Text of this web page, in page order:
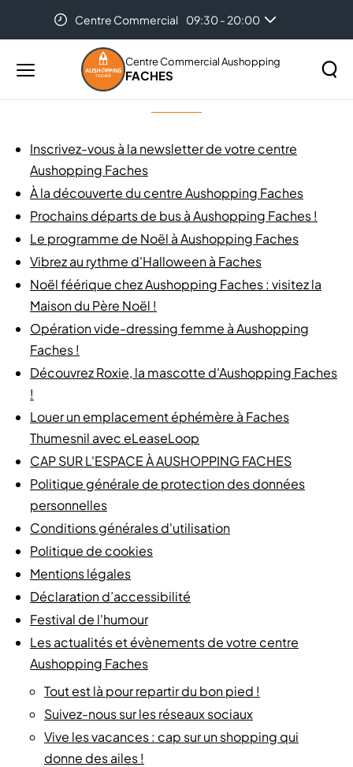
Centre Commercial
09:30 - 20:00
Auchan Faches 08:30 - 21:30
Menu
principal
Centre Commercial Aushopping
FACHES
le
site
Plan du site
Plan du site
Inscrivez-vous à la newsletter de votre centre
Aushopping Faches
À la découverte du centre Aushopping Faches
Prochains départs de bus à Aushopping Faches !
Le programme de Noël à Aushopping Faches
Vibrez au rythme d'Halloween à Faches
Noël féérique chez Aushopping Faches : visitez la
Maison du Père Noël !
Opération vide-dressing femme à Aushopping
Faches !
Découvrez Roxie, la mascotte d'Aushopping Faches
!
Louer un emplacement éphémère à Faches
Thumesnil avec eLeaseLoop
CAP SUR L'ESPACE À AUSHOPPING FACHES
Politique générale de protection des données
personnelles
Conditions générales d'utilisation
Politique de cookies
Mentions légales
Déclaration d’accessibilité
Festival de l'humour
Les actualités et évènements de votre centre
Aushopping Faches
Tout est là pour repartir du bon pied !
Suivez-nous sur les réseaux sociaux
Vive les vacances : cap sur un shopping qui
donne des ailes !